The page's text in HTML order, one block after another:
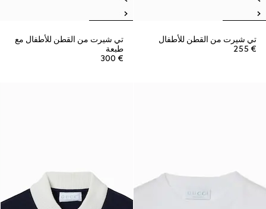
تي شيرت من القطن للأطفال
€ 255
تي شيرت من القطن للأطفال مع
طبعة
€ 300